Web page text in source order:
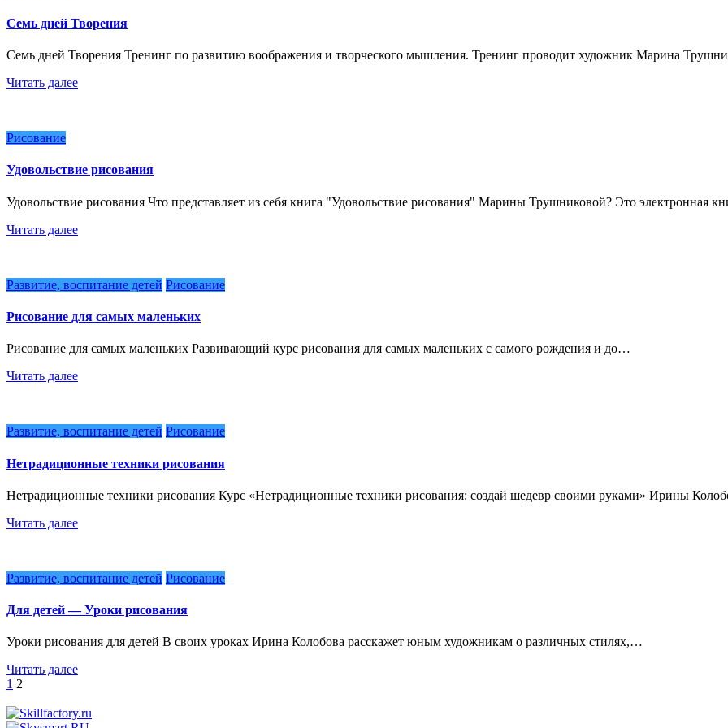
Семь дней Творения
Семь дней Творения Тренинг по развитию воображения и творческого мышления. Тренинг проводит художник Марина
Читать далее
Рисование
Удовольствие рисования
Удовольствие рисования Что представляет из себя книга "Удовольствие рисования" Марины Трушниковой? Это электронная
Читать далее
Развитие, воспитание детей Рисование
Рисование для самых маленьких
Рисование для самых маленьких Развивающий курс рисования для самых маленьких с самого рождения и до…
Читать далее
Развитие, воспитание детей Рисование
Нетрадиционные техники рисования
Нетрадиционные техники рисования Курс «Нетрадиционные техники рисования: создай шедевр своими руками» Ирины
Читать далее
Развитие, воспитание детей Рисование
Для детей — Уроки рисования
Уроки рисования для детей В своих уроках Ирина Колобова расскажет юным художникам о различных стилях,…
Читать далее
Пагинация
записей
1 2